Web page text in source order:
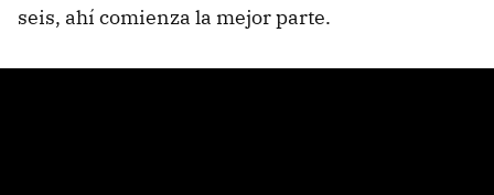
seis, ahí comienza la mejor parte.